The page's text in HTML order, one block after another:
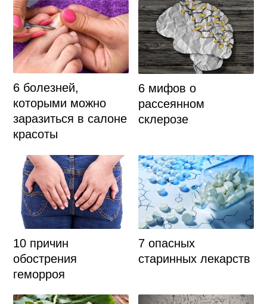
6 болезней,
которыми можно
заразиться в салоне
красоты
6 мифов о
рассеянном
склерозе
10 причин
обострения
геморроя
7 опасных
старинных лекарств